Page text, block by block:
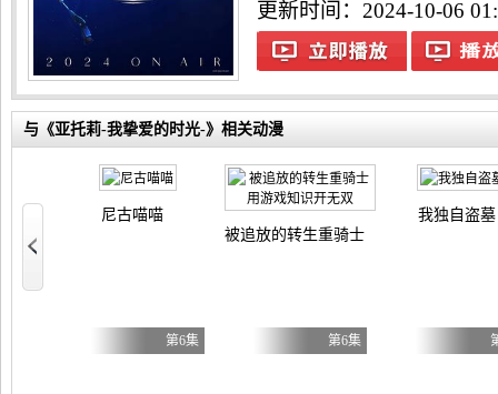
更新时间：2024-10-06
与《亚托莉-我挚爱的时光-》相关动漫
）！
尼古喵喵
第6集
被追放的转生重骑士用游戏知识开无双
第6集
我独自盗墓